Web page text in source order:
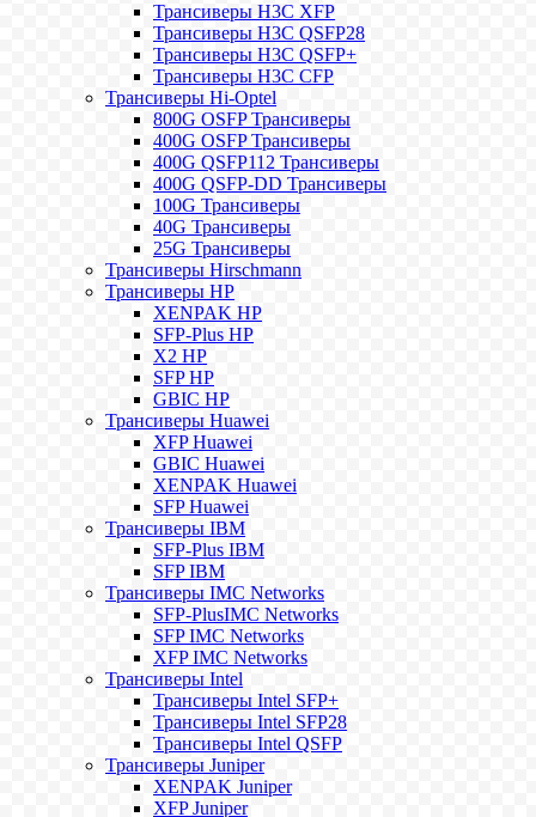
Трансиверы H3C XFP
Трансиверы H3C QSFP28
Трансиверы H3C QSFP+
Трансиверы H3C CFP
Трансиверы Hi-Optel
800G OSFP Трансиверы
400G OSFP Трансиверы
400G QSFP112 Трансиверы
400G QSFP-DD Трансиверы
100G Трансиверы
40G Трансиверы
25G Трансиверы
Трансиверы Hirschmann
Трансиверы HP
XENPAK HP
SFP-Plus HP
X2 HP
SFP HP
GBIC HP
Трансиверы Huawei
XFP Huawei
GBIC Huawei
XENPAK Huawei
SFP Huawei
Трансиверы IBM
SFP-Plus IBM
SFP IBM
Трансиверы IMC Networks
SFP-PlusIMC Networks
SFP IMC Networks
XFP IMC Networks
Трансиверы Intel
Трансиверы Intel SFP+
Трансиверы Intel SFP28
Трансиверы Intel QSFP
Трансиверы Juniper
XENPAK Juniper
XFP Juniper